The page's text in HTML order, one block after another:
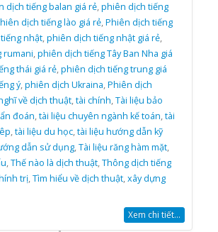
dịch tiếng balan giá rẻ,phiên dịch tiếng
dịch tiếng lào giá rẻ,Phiên dịch tiếng
nhật,phiên dịch tiếng nhật giá rẻ,
rumani,phiên dịch tiếng Tây Ban Nha giá
thái giá rẻ,phiên dịch tiếng trung giá
ý,phiên dịch Ukraina,Phiên dịch
về dịch thuật,tài chính,Tài liệu bảo
đoán,tài liệu chuyên ngành kế toán,tài
,tài liệu du học,tài liệu hướng dẫn kỹ
dẫn sử dụng,Tài liệu răng hàm mặt,
,Thế nào là dịch thuật,Thông dịch tiếng
trị,Tìm hiểu về dịch thuật,xây dựng
Xem chi tiết...